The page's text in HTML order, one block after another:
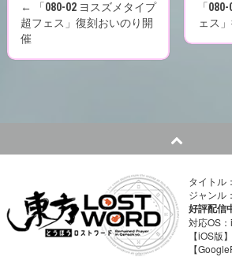
P
o
n
v
←
「080-02 ヨスズメタイプ
超フェス」復刻おいのり開
催
「
ェス
タイトル
ジャンル
好評配信
対応OS
【iOS版
【